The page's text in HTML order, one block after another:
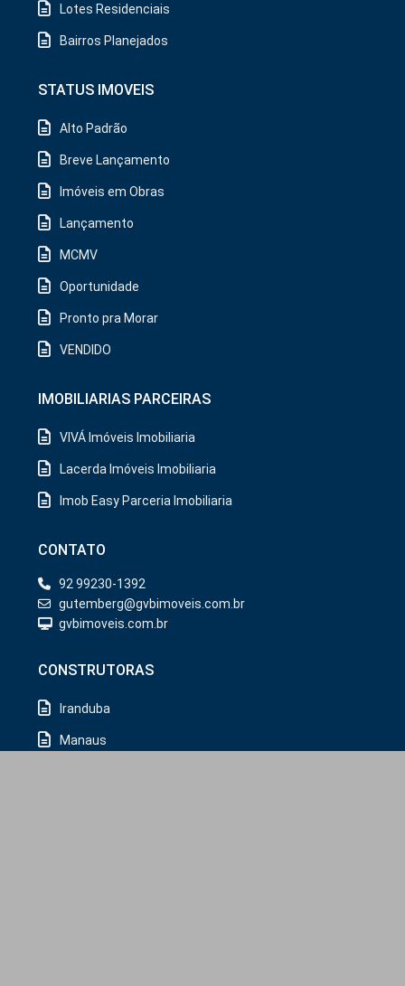
Lotes Residenciais
Bairros Planejados
STATUS IMOVEIS
Alto Padrão
Breve Lançamento
Imóveis em Obras
Lançamento
MCMV
Oportunidade
Pronto pra Morar
VENDIDO
IMOBILIARIAS PARCEIRAS
VIVÁ Imóveis Imobiliaria
Lacerda Imóveis Imobiliaria
Imob Easy Parceria Imobiliaria
CONTATO
92 99230-1392
gutemberg@gvbimoveis.com.br
gvbimoveis.com.br
CONSTRUTORAS
Iranduba
Manaus